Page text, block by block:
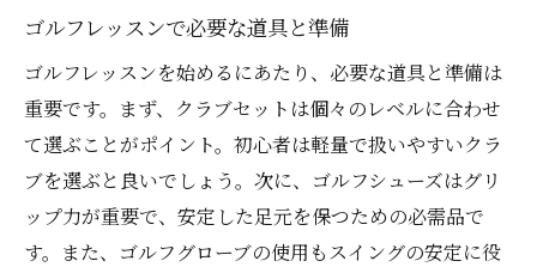
フィードバックを効果的に活用する方法
プロの指導で得られる技術の違い
インストラクターとの信頼関係の築き方
少人数制レッスンで得られる深い理解と実践の
メリット
少人数制ならではの集中学習の利点
個々のニーズに応じた指導内容の詳細
ゴルフレッスンで必要な道具と準備
ゴルフレッスンを始めるにあたり、必要な道具と準備は
重要です。まず、クラブセットは個々のレベルに合わせ
て選ぶことがポイント。初心者は軽量で扱いやすいクラ
ブを選ぶと良いでしょう。次に、ゴルフシューズはグリ
ップ力が重要で、安定した足元を保つための必需品で
す。また、ゴルフグローブの使用もスイングの安定に役